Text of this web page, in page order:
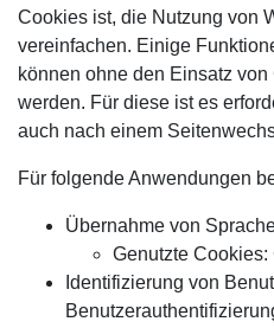
Cookies ist, die Nutzung von
vereinfachen. Einige
können ohne den Einsatz
werden. Für diese ist es
auch nach einem
Für folgende Anwendungen
Übernahme von
Genutzte
Identifizierung von